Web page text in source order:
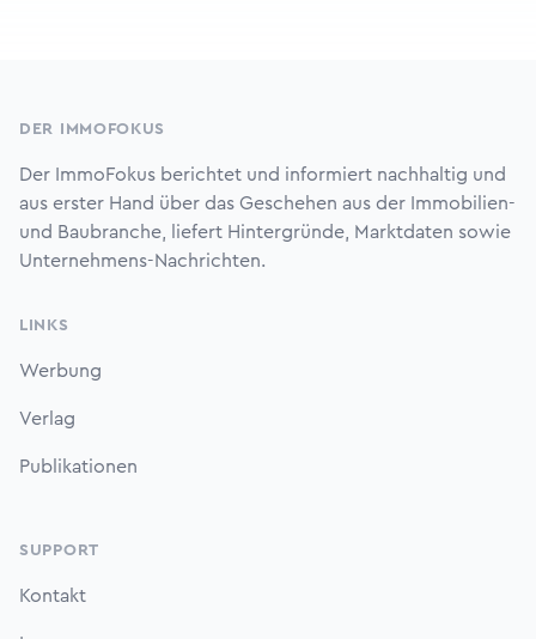
DER IMMOFOKUS
Der ImmoFokus berichtet und informiert nachhaltig und
aus erster Hand über das Geschehen aus der Immobilien-
und Baubranche, liefert Hintergründe, Marktdaten sowie
Unternehmens-Nachrichten.
LINKS
Werbung
Verlag
Publikationen
SUPPORT
Kontakt